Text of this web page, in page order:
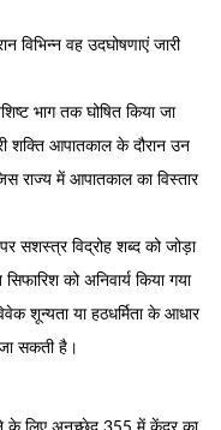
विभिन्न वह उदघोषणाएं जारी
भाग तक घोषित किया जा
शक्ति आपातकाल के दौरान उन
राज्य में आपातकाल का विस्तार
सशस्त्र विद्रोह शब्द को जोड़ा
को अनिवार्य किया गया
शून्यता या हठधर्मिता के आधार
जा सकती है।